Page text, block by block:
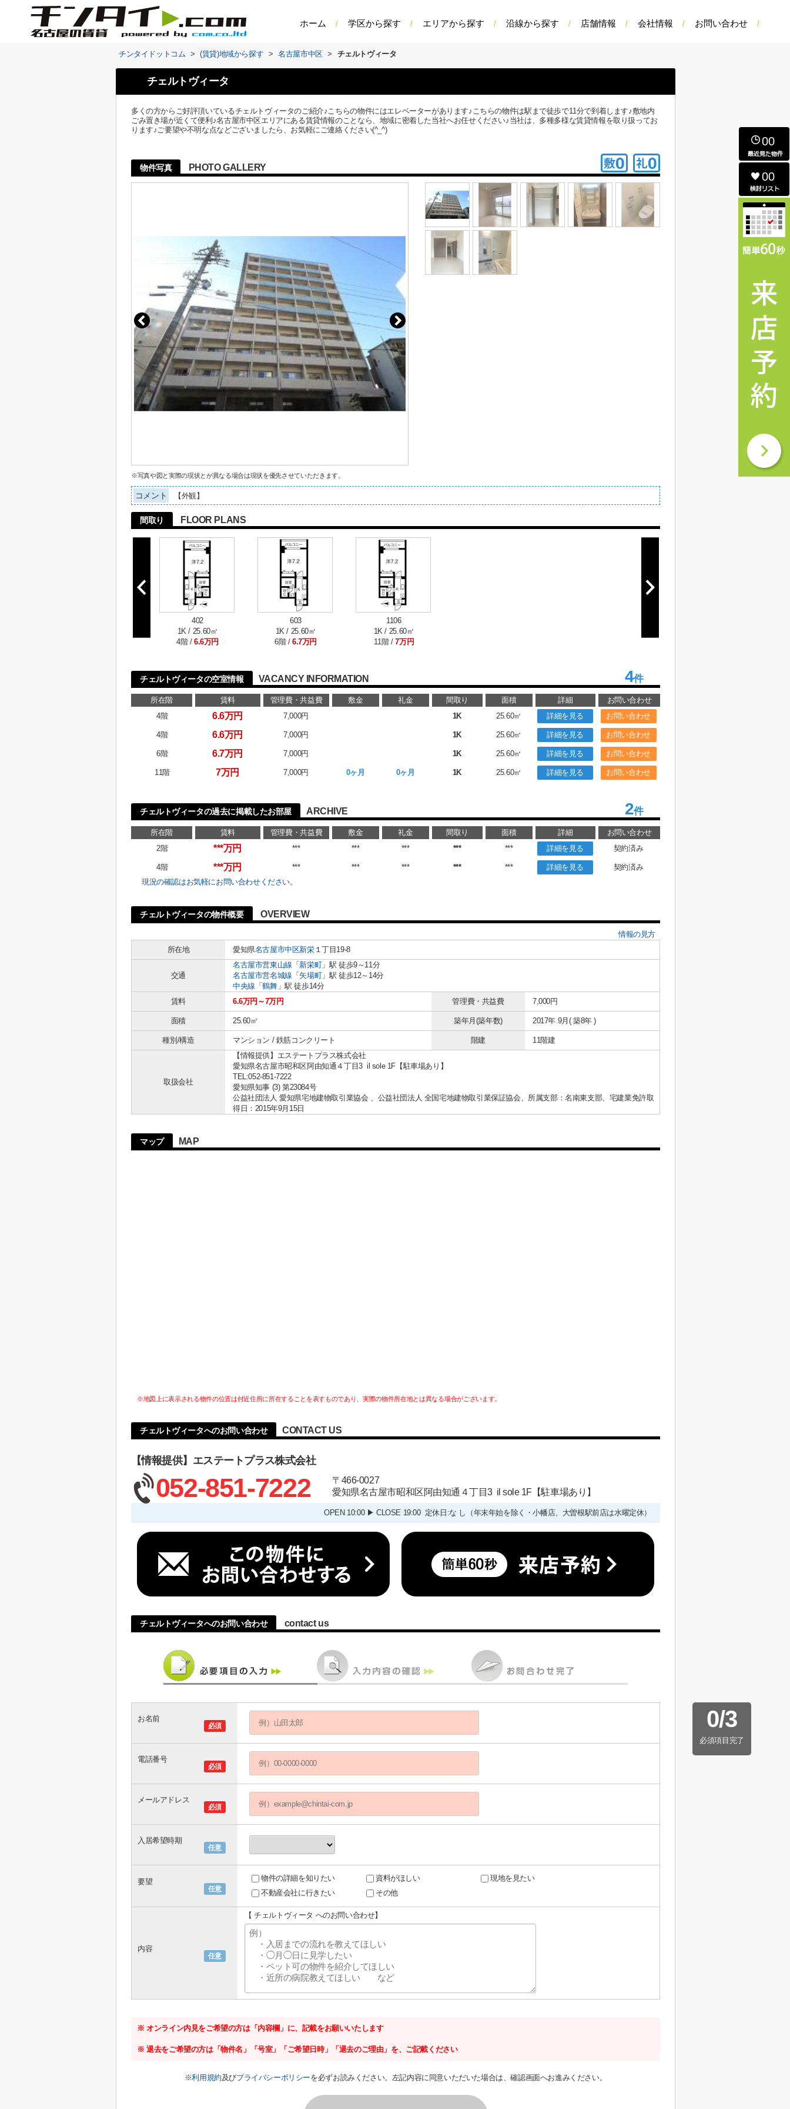
ホーム 学区から探す エリアから探す 沿線から探す 店舗情報 会社情報 お問い合わせ
チンタイドットコム > (賃貸)地域から探す > 名古屋市中区 > チェルトヴィータ
チェルトヴィータ
多くの方からご好評頂いているチェルトヴィータのご紹介♪こちらの物件にはエレベーターがあります♪こちらの物件は駅まで徒歩で11分で到着します♪敷地内
ごみ置き場が近くて便利♪名古屋市中区エリアにある賃貸情報のことなら、地域に密着した当社へお任せください♪当社は、多種多様な賃貸情報を取り扱ってお
ります♪ご要望や不明な点などございましたら、お気軽にご連絡ください(^_^)
物件写真 PHOTO GALLERY
※写真や図と実際の現状とが異なる場合は現状を優先させていただきます。
コメント 【外観】
間取り FLOOR PLANS
402
1K / 25.60㎡
4階 / 6.6万円
603
1K / 25.60㎡
6階 / 6.7万円
1106
1K / 25.60㎡
11階 /7万円
チェルトヴィータの空室情報 VACANCY INFORMATION 4件
所在階 賃料 管理費・共益費 敷金 礼金 間取り 面積 詳細
お問い合わせ
4階
6.6万円 7,000円 1K 25.60㎡ 詳細を見る お問い合わせ
4階 6.6万円 7,000円 1K 25.60㎡ 詳細を見る お問い合わせ
6階 6.7万円 7,000円 1K 25.60㎡ 詳細を見る お問い合わせ
11階 7万円 7,000円 0ヶ月 0ヶ月 1K 25.60㎡ 詳細を見る お問い合わせ
チェルトヴィータの過去に掲載したお部屋 ARCHIVE 2件
所在階 賃料 管理費・共益費 敷金 礼金 間取り 面積 詳細
お問い合わせ
2階
***万円 *** *** *** *** *** 詳細を見る 契約済み
4階 ***万円 *** *** *** *** *** 詳細を見る
契約済み
現況の確認はお気軽にお問い合わせください。
チェルトヴィータの物件概要 OVERVIEW
情報の見方
所在地
愛知県名古屋市中区新栄１丁目19-8
交通
名古屋市営東山線 「 新栄町」駅 徒歩9～11分
名古屋市営名城線 「 矢場町」駅 徒歩12～14分
中央線 「鶴舞」駅 徒歩14分
賃料
6.6万円～7万円 管理費・共益費 7,000円
面積 25.60㎡ 築年月(築年数) 2017年 9月( 築8年 )
種別/構造 マンション / 鉄筋コンクリート 階建 11階建
取扱会社
【情報提供】エステートプラス株式会社
愛知県名古屋市昭和区阿由知通４丁目3 il sole 1F【駐車場あり】
TEL:052-851-7222
愛知県知事 (3) 第23084号
公益社団法人 愛知県宅地建物取引業協会 、公益社団法人 全国宅地建物取引業保証協会、所属支部：名南東支部、宅建業免許取
得日：2015年9月15日
マップ MAP
※地図上に表示される物件の位置は付近住所に所在することを表すものであり、実際の物件所在地とは異なる場合がございます。
チェルトヴィータへのお問い合わせ CONTACT US
【情報提供】エステートプラス株式会社
052-851-7222
〒466-0027
愛知県名古屋市昭和区阿由知通４丁目3 il sole 1F【駐車場あり】
OPEN 10:00 ▶ CLOSE 19:00 定休日:な し（年末年始を除く・小幡店、大曽根駅前店は水曜定休）
チェルトヴィータへのお問い合わせ contact us
0/3
必須項目完了
必須
お名前
必須
電話番号
必須
メールアドレス
任意
入居希望時期
任意
要望 物件の詳細を知りたい 資料がほしい
現地を見たい
不動産会社に行きたい
その他
任意
内容
【 チェルトヴィータ へのお問い合わせ】
※ オンライン内見をご希望の方は「内容欄」に、記載をお願いいたします
※ 退去をご希望の方は「物件名」「号室」「ご希望日時」「退去のご理由」を、ご記載ください
※利用規約及びプライバシーポリシーを必ずお読みください。左記内容に同意いただいた場合は、確認画面へお進みください。
00
00